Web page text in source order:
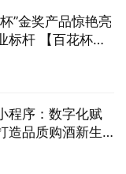
”金奖产品惊艳亮
标杆 【百花杯金
程序：数字化赋
造品质购酒新生